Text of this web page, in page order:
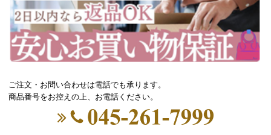
ご注文・お問い合わせは電話でも承ります。
商品番号をお控えの上、お電話ください。